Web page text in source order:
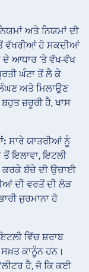
ਅਤੇ ਨਿਯਮਾਂ ਦੀ
ਵੱਖਰੀਆਂ ਹੋ ਸਕਦੀਆਂ
ਦੇ ਆਧਾਰ ‘ਤੇ ਵੱਖ-ਵੱਖ
ਘੰਟਾ ਤੋਂ ਲੈ ਕੇ
ਅਤੇ ਮਿਲਾਉਣ
ਜ਼ਰੂਰੀ ਹੈ, ਖਾਸ
ਸਾਰੇ ਯਾਤਰੀਆਂ ਨੂੰ
ਇਲਾਵਾ, ਇਟਲੀ
ਕਰਕੇ ਬੱਚੇ ਦੀ ਉਚਾਈ
ਦੀ ਵਰਤੋਂ ਦੀ ਲੋੜ
ਜੁਰਮਾਨਾ ਹੋ
ਵਿੱਚ ਸ਼ਰਾਬ
ਕਾਨੂੰਨ ਹਨ।
ਹੈ, ਜੋ ਕਿ ਕਈ